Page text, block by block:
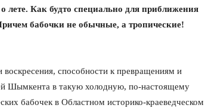
лете. Как будто специально для приближения
бабочки не обычные, а тропические!
способности к превращениям и
Шымкента в такую холодную, по-настоящему
бабочек в Областном историко-краеведческом